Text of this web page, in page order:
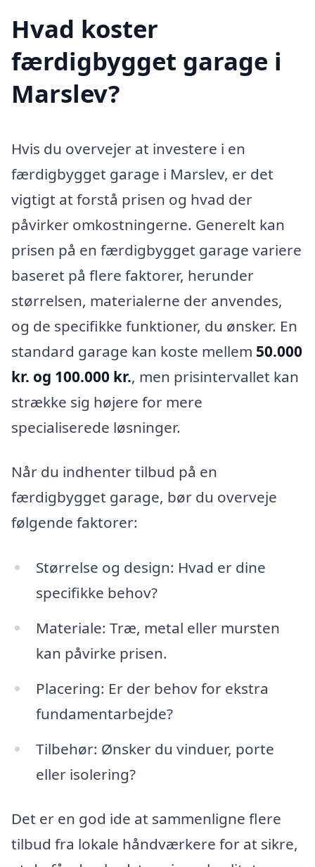
Hvad koster
færdigbygget garage i
Marslev?
Hvis du overvejer at investere i en
færdigbygget garage i Marslev, er det
vigtigt at forstå prisen og hvad der
påvirker omkostningerne. Generelt kan
prisen på en færdigbygget garage variere
baseret på flere faktorer, herunder
størrelsen, materialerne der anvendes,
og de specifikke funktioner, du ønsker. En
standard garage kan koste mellem 50.000
kr. og 100.000 kr., men prisintervallet kan
strække sig højere for mere
specialiserede løsninger.
Når du indhenter tilbud på en
færdigbygget garage, bør du overveje
følgende faktorer:
Størrelse og design: Hvad er dine
specifikke behov?
Materiale: Træ, metal eller mursten
kan påvirke prisen.
Placering: Er der behov for ekstra
fundamentarbejde?
Tilbehør: Ønsker du vinduer, porte
eller isolering?
Det er en god ide at sammenligne flere
tilbud fra lokale håndværkere for at sikre,